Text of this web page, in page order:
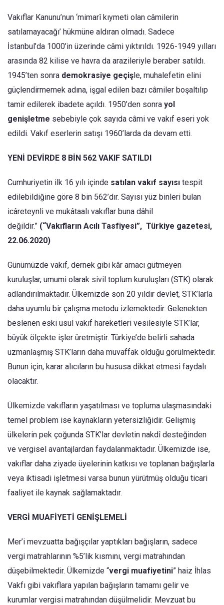
Vakıflar Kanunu’nun ‘mimarî kıymeti olan câmilerin
satılamayacağı’ hükmüne aldıran olmadı. Sadece
İstanbul’da 1000’in üzerinde câmi yıktırıldı. 1926-1949 yılları
arasında 82 kilise ve havra da arazileriyle beraber satıldı.
1945’ten sonra demokrasiye geçişle, muhalefetin elini
güçlendirmemek adına, işgal edilen bazı câmiler boşaltılıp
tamir edilerek ibadete açıldı. 1950’den sonra yol
genişletme sebebiyle çok sayıda câmi ve vakıf eseri yok
edildi. Vakıf eserlerin satışı 1960’larda da devam etti.
YENİ DEVİRDE 8 BİN 562 VAKIF SATILDI
Cumhuriyetin ilk 16 yılı içinde satılan vakıf sayısı tespit
edilebildiğine göre 8 bin 562’dır. Sayısı yüz binleri bulan
icâreteynli ve mukâtaalı vakıflar buna dâhil
değildir.” (“Vakıfların Acılı Tasfiyesi”, Türkiye gazetesi,
22.06.2020)
Günümüzde vakıf, dernek gibi kâr amacı gütmeyen
kuruluşlar, umumi olarak sivil toplum kuruluşları (STK) olarak
adlandırılmaktadır. Ülkemizde son 20 yıldır devlet, STK’larla
daha uyumlu bir çalışma metodu izlemektedir. Gelenekten
beslenen eski usul vakıf hareketleri vesilesiyle STK’lar,
büyük ölçekte işler üretmiştir. Türkiye’de belirli sahada
uzmanlaşmış STK’ların daha muvaffak olduğu görülmektedir.
Bunun için, karar alıcıların bu hususa dikkat etmesi faydalı
olacaktır.
Ülkemizde vakıfların yaşatılması ve topluma ulaşmasındaki
temel problem ise kaynakların yetersizliğidir. Gelişmiş
ülkelerin pek çoğunda STK’lar devletin nakdî desteğinden
ve vergisel avantajlardan faydalanmaktadır. Ülkemizde ise,
vakıflar daha ziyade üyelerinin katkısı ve toplanan bağışlarla
veya iktisadi işletmesi varsa bunun yürütmüş olduğu ticari
faaliyet ile kaynak sağlamaktadır.
VERGİ MUAFİYETİ GENİŞLEMELİ
Mer’i mevzuatta bağışçılar yaptıkları bağışların, sadece
vergi matrahlarının %5’lik kısmını, vergi matrahından
düşebilmektedir. Ülkemizde “vergi muafiyetini” haiz İhlas
Vakfı gibi vakıflara yapılan bağışların tamamı gelir ve
kurumlar vergisi matrahından düşülmelidir. Mevzuat bu